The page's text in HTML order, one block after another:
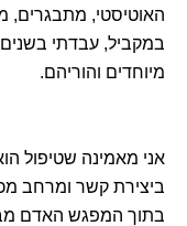
האוטיסטי, מתבגרים,
במקביל, עבדתי
מיוחדים והוריהם.
אני מאמינה שטיפול
ביצירת קשר ומרחב
בתוך המפגש האדם